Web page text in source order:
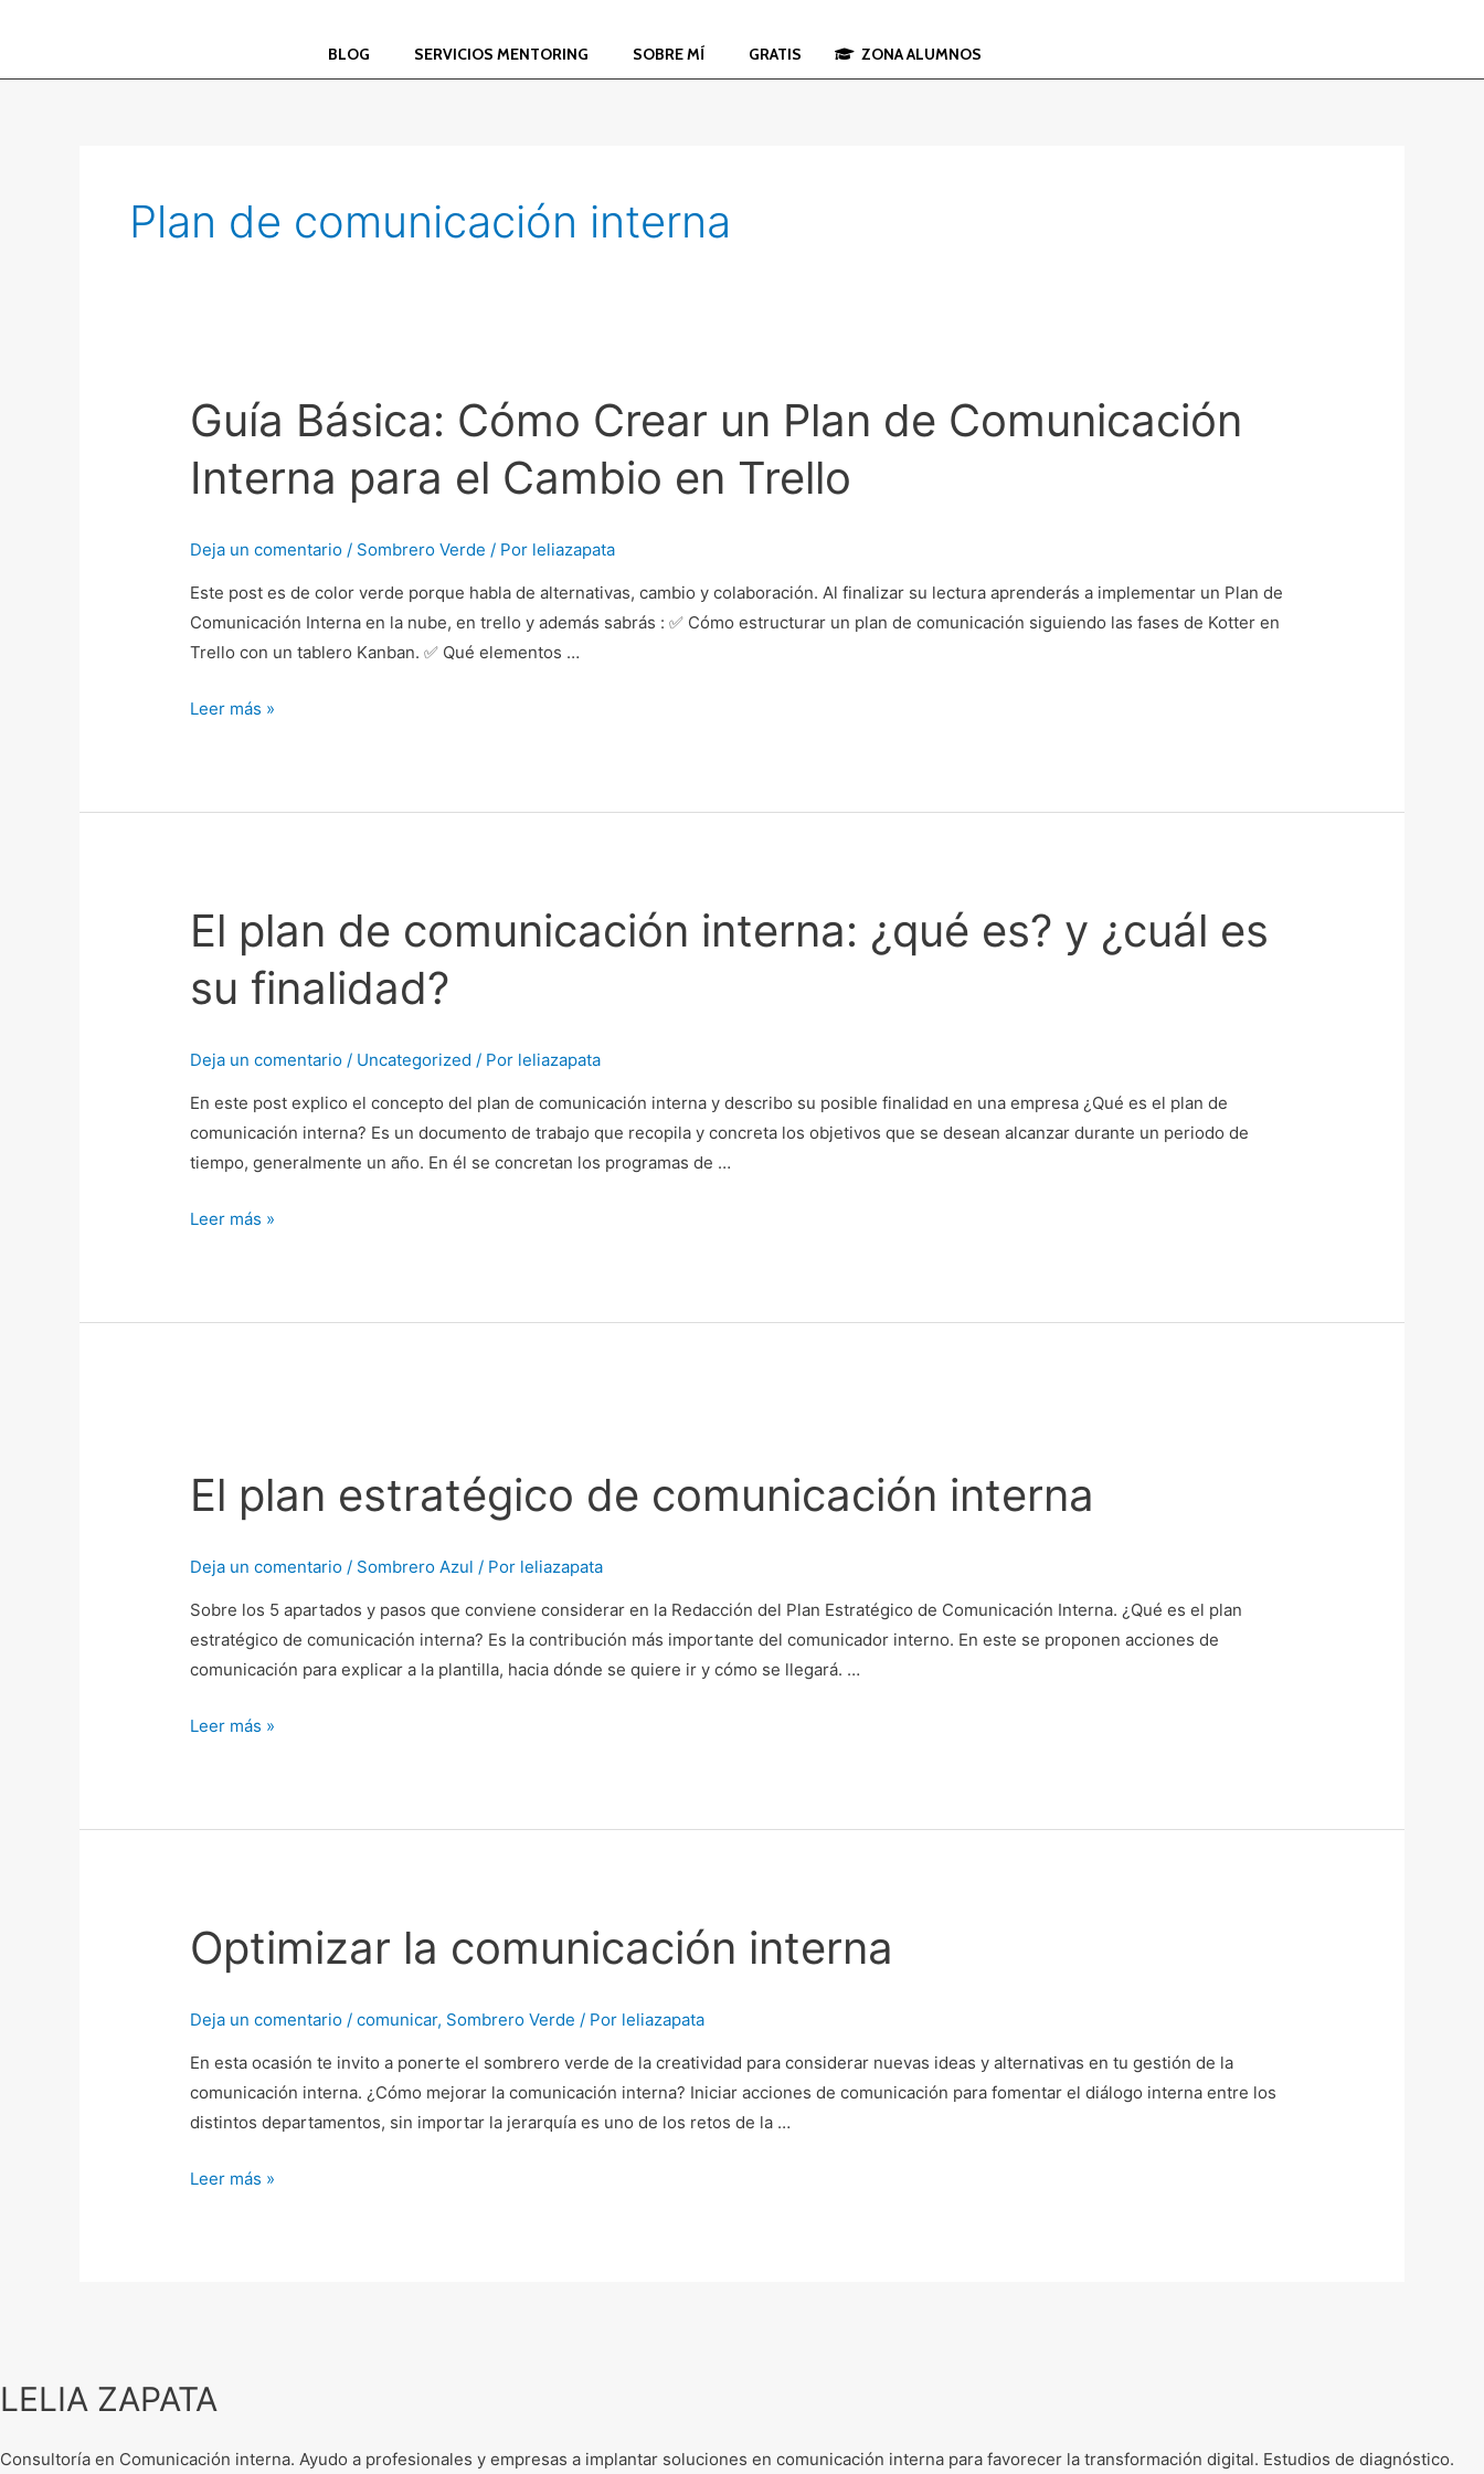
contenido
BLOG SERVICIOS MENTORING SOBRE MÍ GRATIS ZONA ALUMNOS
Plan de comunicación interna
Guía Básica: Cómo Crear un Plan de Comunicación
Interna para el Cambio en Trello
Deja un comentario / Sombrero Verde / Por leliazapata
Este post es de color verde porque habla de alternativas, cambio y colaboración. Al finalizar su lectura aprenderás a implementar un Plan de
Comunicación Interna en la nube, en trello y además sabrás : ✅ Cómo estructurar un plan de comunicación siguiendo las fases de Kotter en
Trello con un tablero Kanban. ✅ Qué elementos …
Guía
Básica:
Cómo
Crear
Plan
de
Comunicación
Interna
el
Leer más »
El plan de comunicación interna: ¿qué es? y ¿cuál es
su finalidad?
Deja un comentario / Uncategorized / Por leliazapata
En este post explico el concepto del plan de comunicación interna y describo su posible finalidad en una empresa ¿Qué es el plan de
comunicación interna? Es un documento de trabajo que recopila y concreta los objetivos que se desean alcanzar durante un periodo de
tiempo, generalmente un año. En él se concretan los programas de …
El
plan
de
comunicación
¿qué
es?
y
¿cuál
su
Leer más »
El plan estratégico de comunicación interna
Deja un comentario / Sombrero Azul / Por leliazapata
Sobre los 5 apartados y pasos que conviene considerar en la Redacción del Plan Estratégico de Comunicación Interna. ¿Qué es el plan
estratégico de comunicación interna? Es la contribución más importante del comunicador interno. En este se proponen acciones de
comunicación para explicar a la plantilla, hacia dónde se quiere ir y cómo se llegará. …
estratégico
de
interna
Leer más »
Optimizar la comunicación interna
Deja un comentario /comunicar, Sombrero Verde / Por leliazapata
En esta ocasión te invito a ponerte el sombrero verde de la creatividad para considerar nuevas ideas y alternativas en tu gestión de la
comunicación interna. ¿Cómo mejorar la comunicación interna? Iniciar acciones de comunicación para fomentar el diálogo interna entre los
distintos departamentos, sin importar la jerarquía es uno de los retos de la …
Optimizar
la
interna
Leer más »
LELIA ZAPATA
Consultoría en Comunicación interna. Ayudo a profesionales y empresas a implantar soluciones en comunicación interna para favorecer la transformación digital. Estudios de diagnóstico.